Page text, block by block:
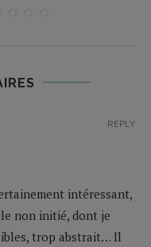
intéressant,
non initié, dont je
trop abstrait… Il
REPLY